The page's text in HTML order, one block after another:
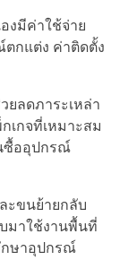
งมีค่าใช้จ่าย
กแต่ง ค่าติดตั้ง
ยลดภาระเหล่า
เกจที่เหมาะสม
ซื้ออุปกรณ์
ะขนย้ายกลับ
มาใช้งานพื้นที่
กษาอุปกรณ์